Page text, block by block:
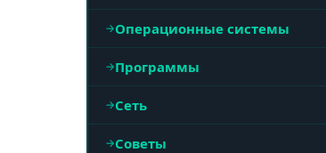
Операционные системы
Программы
Сеть
Советы